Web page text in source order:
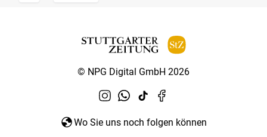
© NPG Digital GmbH 2026
Wo Sie uns noch folgen können